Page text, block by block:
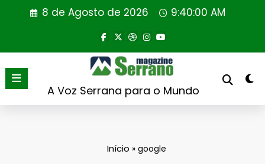
8 de Agosto de 2026 9:40:01 AM
A Voz Serrana para o Mundo
Início » google